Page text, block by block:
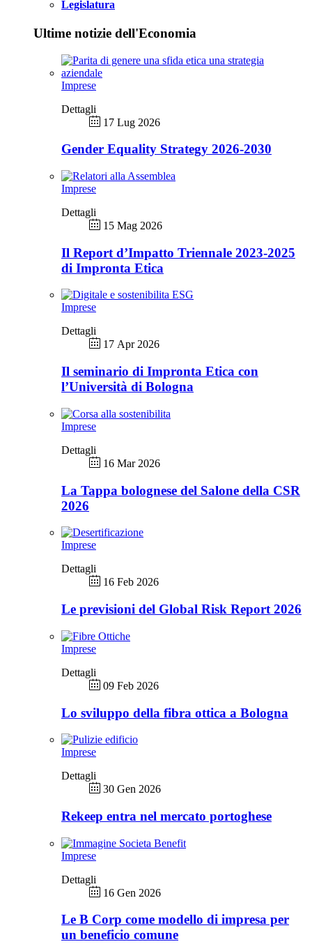
Legislatura
Ultime notizie dell'Economia
Imprese
Dettagli
17 Lug 2026
Gender Equality Strategy 2026-2030
Imprese
Dettagli
15 Mag 2026
Il Report d’Impatto Triennale 2023-2025
di Impronta Etica
Imprese
Dettagli
17 Apr 2026
Il seminario di Impronta Etica con
l’Università di Bologna
Imprese
Dettagli
16 Mar 2026
La Tappa bolognese del Salone della CSR
2026
Imprese
Dettagli
16 Feb 2026
Le previsioni del Global Risk Report 2026
Imprese
Dettagli
09 Feb 2026
Lo sviluppo della fibra ottica a Bologna
Imprese
Dettagli
30 Gen 2026
Rekeep entra nel mercato portoghese
Imprese
Dettagli
16 Gen 2026
Le B Corp come modello di impresa per
un beneficio comune